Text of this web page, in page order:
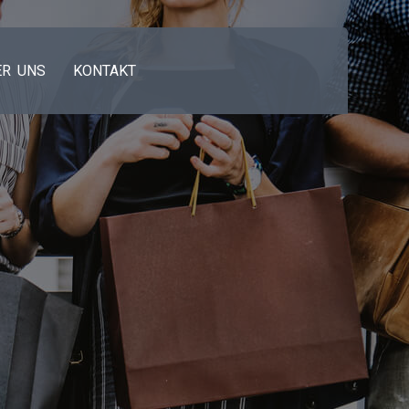
UNS KONTAKT